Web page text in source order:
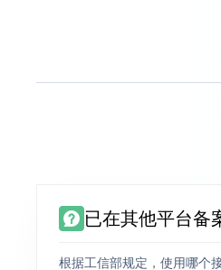
已在其他平台备
根据工信部规定，使用哪个